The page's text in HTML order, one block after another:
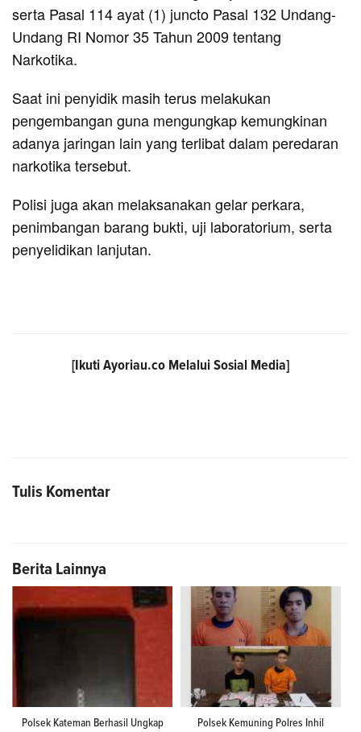
serta Pasal 114 ayat (1) juncto Pasal 132 Undang-
Undang RI Nomor 35 Tahun 2009 tentang
Narkotika.
Saat ini penyidik masih terus melakukan
pengembangan guna mengungkap kemungkinan
adanya jaringan lain yang terlibat dalam peredaran
narkotika tersebut.
Polisi juga akan melaksanakan gelar perkara,
penimbangan barang bukti, uji laboratorium, serta
penyelidikan lanjutan.
[Ikuti Ayoriau.co Melalui Sosial Media]
Tulis Komentar
Berita Lainnya
Polsek Kateman Berhasil Ungkap
Polsek Kemuning Polres Inhil